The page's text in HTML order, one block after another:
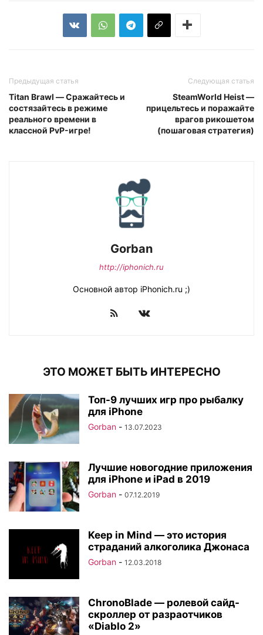
Предыдущая статья
Titan Brawl — Сражайтесь и
состязайтесь в режиме
реального времени в
классной PvP-игре!
Следующая статья
SteamWorld Heist —
прицельтесь и поражайте
врагов рикошетом
(пошаговая стратегия)
Gorban
http://iphonich.ru
Основной автор iPhonich.ru ;)
ЭТО МОЖЕТ БЫТЬ ИНТЕРЕСНО
Топ-9 лучших игр про рыбалку
для iPhone
Gorban - 13.07.2023
Лучшие новогодние приложения
для iPhone и iPad в 2019
Gorban - 07.12.2019
Keep in Mind — это история
страданий алкоголика Джонаса
Gorban - 12.03.2018
ChronoBlade — ролевой сайд-
скроллер от разраотчиков
«Diablo 2»